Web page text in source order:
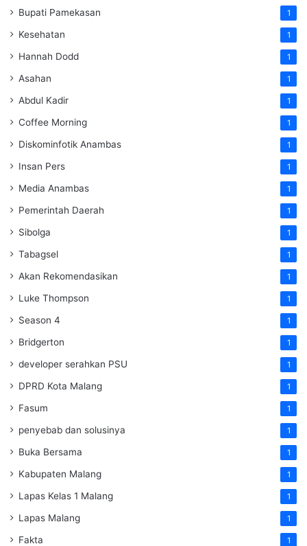
Bupati Pamekasan 1
Kesehatan 1
Hannah Dodd 1
Asahan 1
Abdul Kadir 1
Coffee Morning 1
Diskominfotik Anambas 1
Insan Pers 1
Media Anambas 1
Pemerintah Daerah 1
Sibolga 1
Tabagsel 1
Akan Rekomendasikan 1
Luke Thompson 1
Season 4 1
Bridgerton 1
developer serahkan PSU 1
DPRD Kota Malang 1
Fasum 1
penyebab dan solusinya 1
Buka Bersama 1
Kabupaten Malang 1
Lapas Kelas 1 Malang 1
Lapas Malang 1
Fakta 1